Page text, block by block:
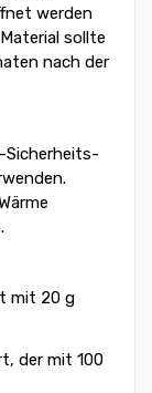
werden
sollte
nach der
Sicherheits-
mit 20 g
der mit 100